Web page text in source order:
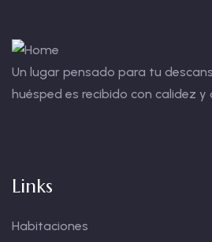
Un lugar pensado para tu
huésped es recibido con calidez y
Links
Habitaciones